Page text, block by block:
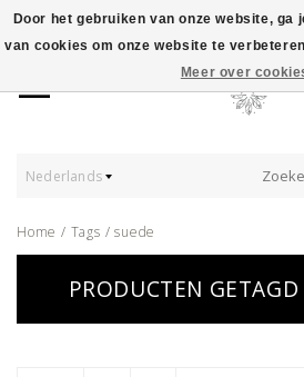
Nederlands
Home / Tags /suede
PRODUCTEN
Door het gebruiken van onze website, ga
van cookies om onze website te
Meer over